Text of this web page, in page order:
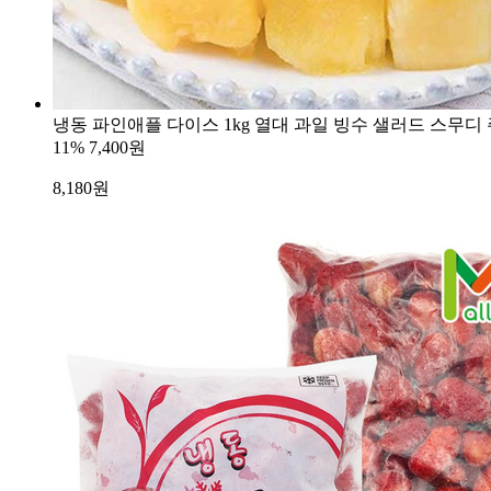
냉동 파인애플 다이스 1kg 열대 과일 빙수 샐러드 스무디
11% 7,400원
8,180원